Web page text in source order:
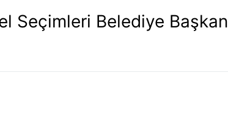
Seçimleri Belediye Başkan